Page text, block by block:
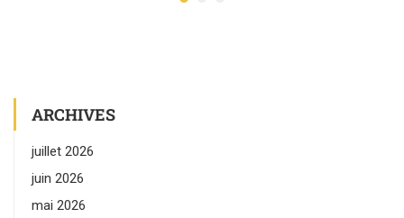
ARCHIVES
juillet 2026
juin 2026
mai 2026